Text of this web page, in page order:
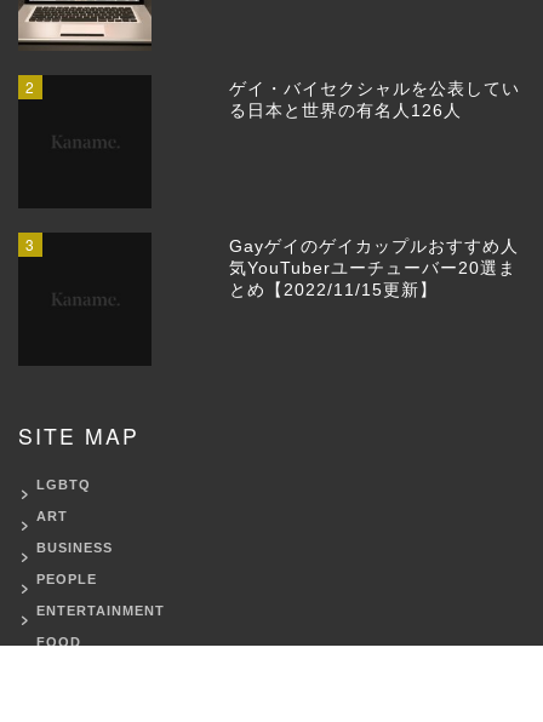
2
ゲイ・バイセクシャルを公表してい
る日本と世界の有名人126人
3
Gayゲイのゲイカップルおすすめ人
気YouTuberユーチューバー20選ま
とめ【2022/11/15更新】
SITE MAP
LGBTQ
ART
BUSINESS
PEOPLE
ENTERTAINMENT
FOOD